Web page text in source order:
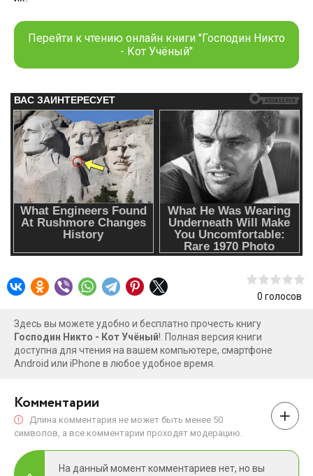
Перейти к чтению онлайн книги "Господин Никто
- Кот Учёный"
0 голосов
Здесь вы можете удобно и бесплатно прочесть книгу
Господин Никто - Кот Учёный!. Полная версия книги
доступна для чтения на вашем компьютере, смартфоне
Android или iPhone в любое удобное время.
Комментарии
Длина комментария не может быть менее 50
символов, а все комментарии проходят модерацию.
На данный момент комментариев нет, но вы